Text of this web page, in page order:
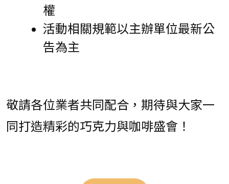
權
活動相關規範以主辦單位最新公
告為主
敬請各位業者共同配合，期待與大家一
同打造精彩的巧克力與咖啡盛會！